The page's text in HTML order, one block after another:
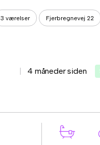
3 værelser Fjerbregnevej 22
4 måneder siden